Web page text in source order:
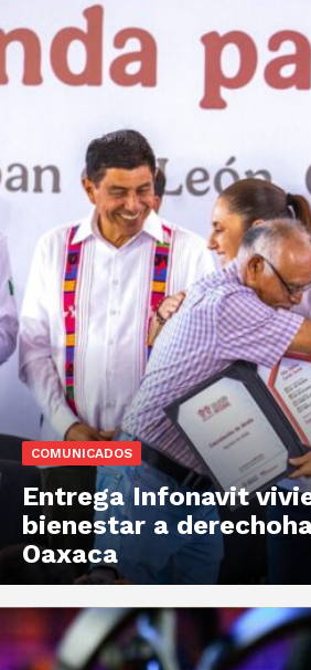
COMUNICADOS
Entrega Infonavit
bienestar a
Oaxaca